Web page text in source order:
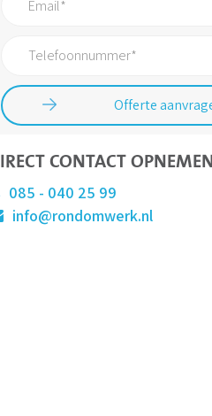
CONTACT OPNEMEN
085 - 040 25 99
info@rondomwerk.nl